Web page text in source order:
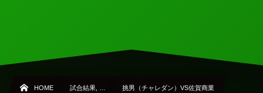
HOME 試合結果, … 挑男（チャレダン）VS佐賀商業